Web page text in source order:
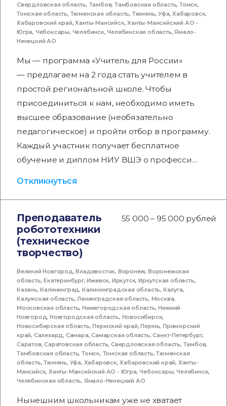
Свердловская область, Тамбов,Тамбовская область,Томск,
Томская область, Тюменская область, Тюмень,Уфа,Хабаровск,
Хабаровский край,Ханты-Мансийск,Ханты-Мансийский АО -
Югра, Чебоксары, Челябинск,Челябинская область,Ямало-
Ненецкий АО
Мы — программа «Учитель для России»
— предлагаем на 2 года стать учителем в
простой региональной школе. Чтобы
присоединиться к нам, необходимо иметь
высшее образование (необязательно
педагогическое) и пройти отбор в программу.
Каждый участник получает бесплатное
обучение и диплом НИУ ВШЭ о професси…
Откликнуться
Преподаватель
робототехники
(техническое
творчество)
55 000 – 95 000 рублей
Великий Новгород,Владивосток, Воронеж,Воронежская
область,Екатеринбург,Ижевск, Иркутск,Иркутская область,
Казань,Калининград, Калининградская область, Калуга,
Калужская область,Ленинградская область, Москва,
Московская область,Нижегородская область,Нижний
Новгород,Новгородская область, Новосибирск,
Новосибирская область,Пермский край,Пермь,Приморский
край, Салехард, Самара,Самарская область,Санкт-Петербург,
Саратов,Саратовская область,Свердловская область, Тамбов,
Тамбовская область,Томск, Томская область,Тюменская
область,Тюмень, Уфа, Хабаровск,Хабаровский край, Ханты-
Мансийск,Ханты-Мансийский АО - Югра,Чебоксары,Челябинск,
Челябинская область, Ямало-Ненецкий АО
Нынешним школьникам уже не хватает